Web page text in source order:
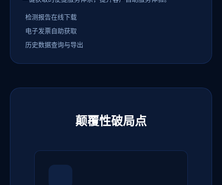
检测报告在线下载
电子发票自助获取
历史数据查询与导出
颠覆性破局点